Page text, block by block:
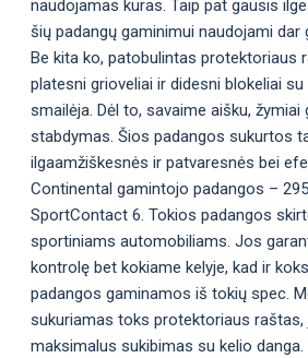
naudojamas kuras. Taip pat gausis
šių padangų gaminimui naudojami dar
Be kita ko, patobulintas protektoriaus
platesni grioveliai ir didesni blokeliai
smailėja. Dėl to, savaime aišku,
stabdymas. Šios padangos sukurtos
ilgaamžiškesnės ir patvaresnės bei
Continental gamintojo padangos –
SportContact 6. Tokios padangos
sportiniams automobiliams. Jos
kontrolę bet kokiame kelyje, kad ir
padangos gaminamos iš tokių spec.
sukuriamas toks protektoriaus raštas,
maksimalus sukibimas su kelio